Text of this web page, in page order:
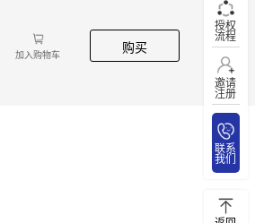
加入购物车 购买
授权
流程
邀请
注册
联系
我们